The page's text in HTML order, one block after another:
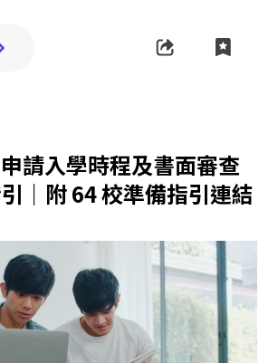
請入學時程及書面審查
｜附 64 校準備指引連結